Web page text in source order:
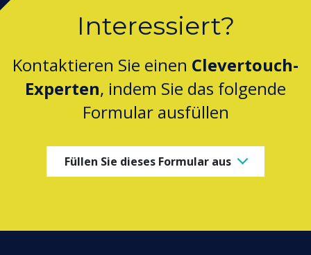
Interessiert?
Kontaktieren Sie einen Clevertouch-
Experten, indem Sie das folgende
Formular ausfüllen
Füllen Sie dieses Formular aus